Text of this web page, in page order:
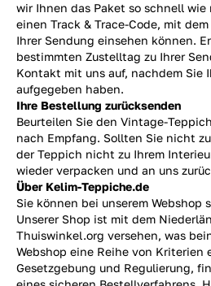
wir Ihnen das Paket so schnell wie
einen Track & Trace-Code, mit
Ihrer Sendung einsehen können.
bestimmten Zustelltag zu Ihrer
Kontakt mit uns auf, nachdem Sie
aufgegeben haben.
Ihre Bestellung zurücksenden
Beurteilen Sie den Vintage-
nach Empfang. Sollten Sie nicht
der Teppich nicht zu Ihrem
wieder verpacken und an uns
Über Kelim-Teppiche.de
Sie können bei unserem Webshop
Unserer Shop ist mit dem
Thuiswinkel.org versehen, was
Webshop eine Reihe von Kriterien
Gesetzgebung und Regulierung,